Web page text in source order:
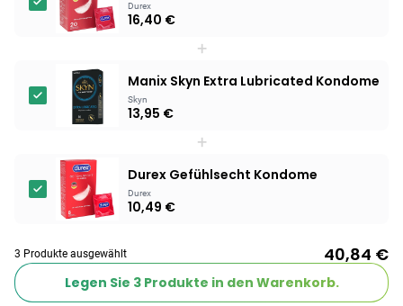
Products
Linola Forte
Shampoo für
juckende, trockene
Schuppenflechte
neigende Kopfhaut
12,28 € 16,37 €
Vagisan Milchsäure
– Zäpfchen zur
pH-Wert-
12,89 € 17,47 €
Hametum
Hämorrhoidensalbe:
Bei Hämorrhoiden
12,04 € 12,95 € -7%
Durex
16,40 €
+
Manix Skyn Extra Lubricated Kondome
Skyn
13,95 €
+
Durex Gefühlsecht Kondome
Durex
10,49 €
3 Produkte ausgewählt 40,84 €
Legen Sie 3Produkte in den Warenkorb.